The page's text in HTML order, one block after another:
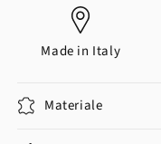
Made in Italy
Materiale